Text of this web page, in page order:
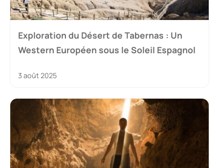
Exploration du Désert de Tabernas : Un
Western Européen sous le Soleil Espagnol
3 août 2025